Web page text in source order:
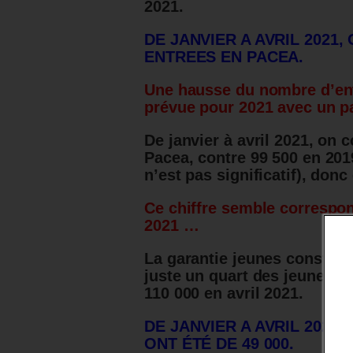
2021.
DE JANVIER A AVRIL 2021,
ENTREES EN PACEA.
Une hausse du nombre
prévue pour 2021 avec un
De janvier à avril 2021, on
Pacea, contre 99 500 en
n’est pas significatif),
Ce chiffre semble
2021 …
La garantie jeunes
juste un quart des jeunes
110 000 en avril 2021.
DE JANVIER A AVRIL 2021,
ONT ÉTÉ DE 49 000.